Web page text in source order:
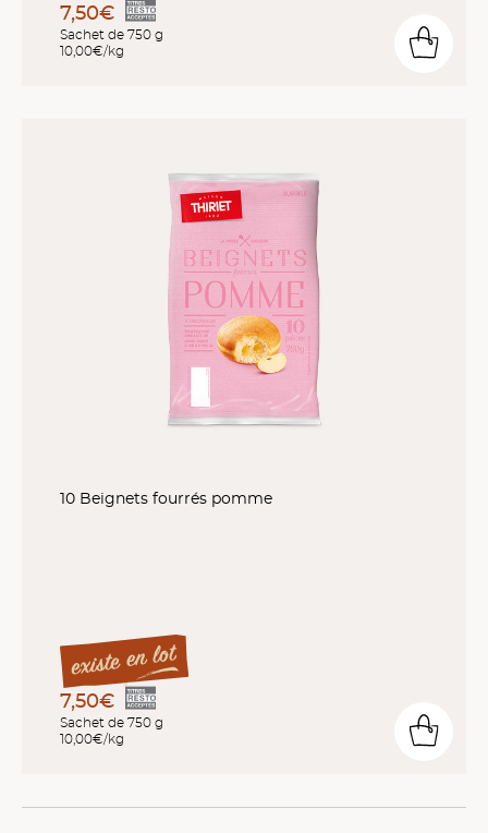
7,50€
Sachet de 750 g
10,00€/kg
10 Beignets fourrés pomme
7,50€
Sachet de 750 g
10,00€/kg